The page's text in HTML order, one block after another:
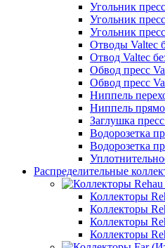
Угольник
Угольник
Угольник
Отводы Valtec
Отвод Valtec
Обвод пресс
Обвод пресс
Ниппель
Ниппель
Заглушка
Водорозетка
Водорозетка
Распределительные
Коллекторы
Коллекторы
Коллекторы
Коллекторы